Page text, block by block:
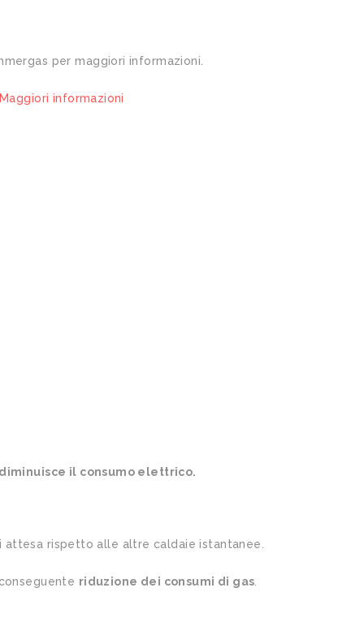
per maggiori informazioni.
Maggiori informazioni
il consumo elettrico.
attesa rispetto alle altre caldaie istantanee.
riduzione dei consumi di gas